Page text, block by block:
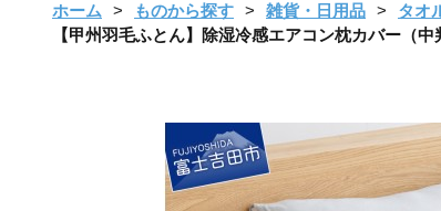
ホーム ものから探す 雑貨・日用品
タオ
【甲州羽毛ふとん】除湿冷感エアコン枕カバー（